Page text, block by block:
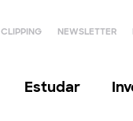
CLIPPING NEWSLETTER
Estudar